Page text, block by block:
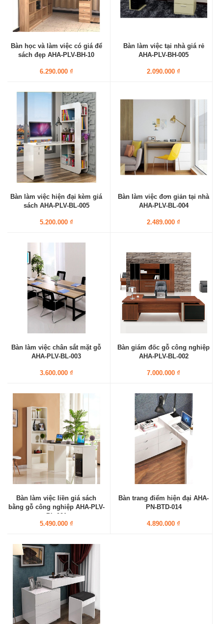
Bàn học và làm việc có giá để
sách đẹp AHA-PLV-BH-10
6.290.000 ₫
Bàn làm việc tại nhà giá rẻ
AHA-PLV-BH-005
2.090.000 ₫
Bàn làm việc hiện đại kèm giá
sách AHA-PLV-BL-005
5.200.000 ₫
Bàn làm việc đơn giản tại nhà
AHA-PLV-BL-004
2.489.000 ₫
Bàn làm việc chân sắt mặt gỗ
AHA-PLV-BL-003
3.600.000 ₫
Bàn giám đốc gỗ công nghiệp
AHA-PLV-BL-002
7.000.000 ₫
Bàn làm việc liền giá sách
bằng gỗ công nghiệp AHA-PLV-
BL-001
5.490.000 ₫
Bàn trang điểm hiện đại AHA-
PN-BTD-014
4.890.000 ₫